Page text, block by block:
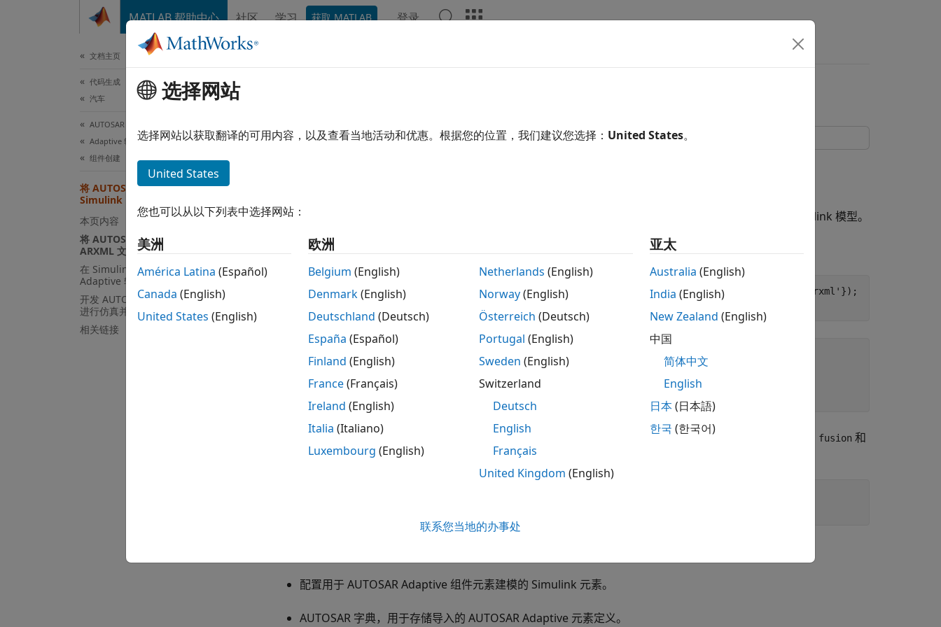
MATLAB 帮助中心 社区 学习 获取 MATLAB 登录
文档主页
代码生成
汽车
AUTOSAR Blockset
Adaptive 软件组件建模
组件创建
将 AUTOSAR Adaptive 组件导入
Simulink
本页内容
将 AUTOSAR Adaptive 组件从
ARXML 文件导入 Simulink
在 Simulink 中配置 AUTOSAR
Adaptive 软件组件
开发 AUTOSAR Adaptive 组件算法、
进行仿真并生成代码
相关链接
使用 MATLAB 函数 导入 AUTOSAR XML (ARXML) 自适应软件组件描述并创建 Simulink 模型。
首先，解析 ARXML 描述文件并列出其中包含的组件。
ar = arxml.importer({'fusion_app.arxml','radarService_app.arxml' ,'radar_svc.arxml' 'stdtypes.arxml' });
    {'/RadarFusion/fusion'      }
    {'/RadarFusion/radarService'}
对于列出的每个自适应软件组件，使用 createComponentAsModel 创建一个 Simulink 表示。这些命令创建名为 fusion 和
radarService的模型。
配置用于 AUTOSAR Adaptive 组件元素建模的 Simulink 元素。
AUTOSAR 字典，用于存储导入的 AUTOSAR Adaptive 元素定义。
选择网站
选择网站以获取翻译的可用内容，以及查看当地活动和优惠。根据您的位置，我们建议您选择： United States。
United States
您也可以从以下列表中选择网站：
美洲
América Latina (Español)
Canada (English)
United States (English)
欧洲
Belgium (English)
Denmark(English)
Deutschland (Deutsch)
España (Español)
Finland (English)
France(Français)
Ireland (English)
Italia (Italiano)
Luxembourg (English)
Netherlands (English)
Norway(English)
Österreich (Deutsch)
Portugal (English)
Sweden (English)
Switzerland
Deutsch
English
Français
United Kingdom (English)
亚太
Australia (English)
India (English)
New Zealand (English)
中国
简体中文
English
日本(日本語)
한국 (한국어)
联系您当地的办事处